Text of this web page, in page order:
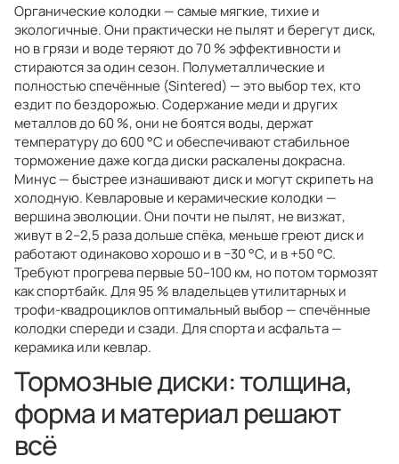
Органические колодки — самые мягкие, тихие и
экологичные. Они практически не пылят и берегут диск,
но в грязи и воде теряют до 70 % эффективности и
стираются за один сезон. Полуметаллические и
полностью спечённые (Sintered) — это выбор тех, кто
ездит по бездорожью. Содержание меди и других
металлов до 60 %, они не боятся воды, держат
температуру до 600 °C и обеспечивают стабильное
торможение даже когда диски раскалены докрасна.
Минус — быстрее изнашивают диск и могут скрипеть на
холодную. Кевларовые и керамические колодки —
вершина эволюции. Они почти не пылят, не визжат,
живут в 2–2,5 раза дольше спёка, меньше греют диск и
работают одинаково хорошо и в −30 °C, и в +50 °C.
Требуют прогрева первые 50–100 км, но потом тормозят
как спортбайк. Для 95 % владельцев утилитарных и
трофи-квадроциклов оптимальный выбор — спечённые
колодки спереди и сзади. Для спорта и асфальта —
керамика или кевлар.
Тормозные диски: толщина,
форма и материал решают
всё